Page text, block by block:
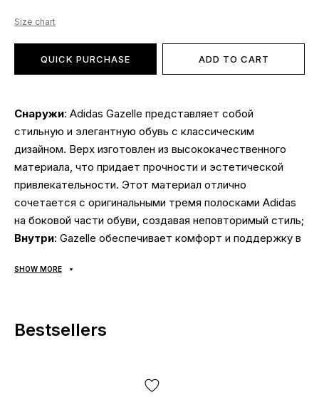
Size chart
QUICK PURCHASE ADD TO CART
Снаружи: Adidas Gazelle представляет собой
стильную и элегантную обувь с классическим
дизайном. Верх изготовлен из высококачественного
материала, что придает прочности и эстетической
привлекательности. Этот материал отлично
сочетается с оригинальными тремя полосками Adidas
на боковой части обуви, создавая неповторимый стиль;
Внутри: Gazelle обеспечивает комфорт и поддержку в
подкладку, которая обеспечит приятное ощущение
также обеспечивает оптимальную циркуляцию
отличное сцепление с поверхностью и долговечность
SHOW MORE
Bestsellers